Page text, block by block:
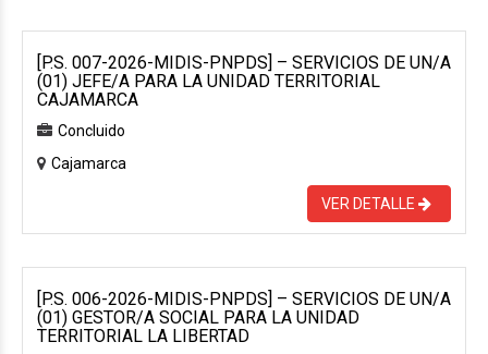
[P.S. 007-2026-MIDIS-PNPDS] – SERVICIOS DE UN/A
(01) JEFE/A PARA LA UNIDAD TERRITORIAL
CAJAMARCA
Concluido
Cajamarca
VER DETALLE
[P.S. 006-2026-MIDIS-PNPDS] – SERVICIOS DE UN/A
(01) GESTOR/A SOCIAL PARA LA UNIDAD
TERRITORIAL LA LIBERTAD